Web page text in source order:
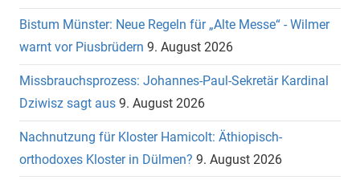
Bistum Münster: Neue Regeln für „Alte Messe“ - Wilmer
warnt vor Piusbrüdern 9. August 2026
Missbrauchsprozess: Johannes-Paul-Sekretär Kardinal
Dziwisz sagt aus 9. August 2026
Nachnutzung für Kloster Hamicolt: Äthiopisch-
orthodoxes Kloster in Dülmen? 9. August 2026